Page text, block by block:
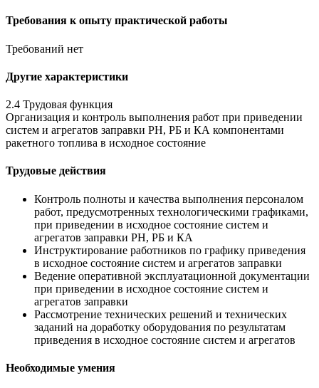
Требования к опыту практической работы
Требований нет
Другие характеристики
2.4 Трудовая функция
Организация и контроль выполнения работ при приведении
систем и агрегатов заправки РН, РБ и КА компонентами
ракетного топлива в исходное состояние
Трудовые действия
Контроль полноты и качества выполнения персоналом
работ, предусмотренных технологическими графиками,
при приведении в исходное состояние систем и
агрегатов заправки РН, РБ и КА
Инструктирование работников по графику приведения
в исходное состояние систем и агрегатов заправки
Ведение оперативной эксплуатационной документации
при приведении в исходное состояние систем и
агрегатов заправки
Рассмотрение технических решений и технических
заданий на доработку оборудования по результатам
приведения в исходное состояние систем и агрегатов
Необходимые умения